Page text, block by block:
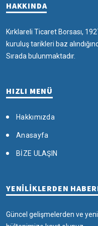
HAKKINDA
Kırklareli Ticaret Borsası,
kuruluş tarikleri baz
Sırada bulunmaktadır.
HIZLI MENÜ
Hakkımızda
Anasayfa
BİZE ULAŞIN
YENİLİKLERDEN
Güncel gelişmelerden ve